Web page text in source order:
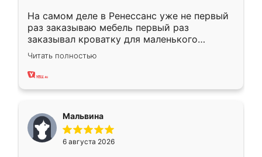
На самом деле в Ренессанс уже не первый
раз заказываю мебель первый раз
заказывал кроватку для маленького
ребёнка при его рождении ,во второй раз
заказал шкаф-купе. По качеству очень
хорошее сборка достаточно быстрая,
меньше, здесь же он более разнообразный.
Мне нравится ,если что-то потребуется из
мебели буду заказывать только здесь.
Читать полностью
Мальвина
6 августа 2026